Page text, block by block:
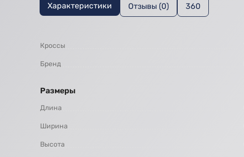
Характеристики Отзывы (0) 360
Кроссы
Бренд
Размеры
Длина
Ширина
Высота